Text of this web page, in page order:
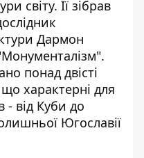
світу. Її зібрав
к
Дармон
понад двісті
характерні для
- від Куби до
Югославії